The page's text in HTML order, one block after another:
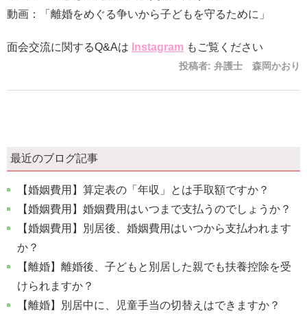
動画：「離婚をめぐる争いから子どもを守るために」
面会交流に関するQ&Aは Instagram もご覧ください
投稿者: 弁護士 森岡かおり
最近のブログ記事
【婚姻費用】算定表の「年収」とは手取額ですか？
【婚姻費用】婚姻費用はいつまで支払うのでしょうか？
【婚姻費用】別居後、婚姻費用はいつから支払われます
か？
【離婚】離婚後、子どもと別居した親でも扶養控除を受
けられますか？
【離婚】別居中に、児童手当の切替えはできますか？